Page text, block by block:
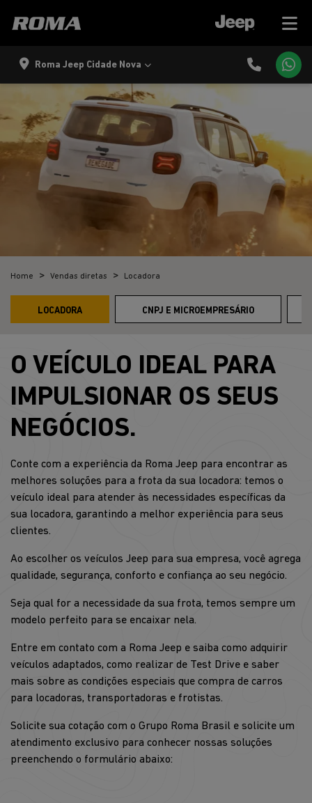
Roma Jeep Cidade Nova
Home Vendas diretas Locadora
CNPJ E MICROEMPRESÁRIO
LOCADORA
O VEÍCULO IDEAL PARA
IMPULSIONAR OS SEUS
NEGÓCIOS.
Conte com a experiência da Roma Jeep para encontrar as
melhores soluções para a frota da sua locadora: temos o
veículo ideal para atender às necessidades específicas da
sua locadora, garantindo a melhor experiência para seus
clientes.
Ao escolher os veículos Jeep para sua empresa, você agrega
qualidade, segurança, conforto e confiança ao seu negócio.
Seja qual for a necessidade da sua frota, temos sempre um
modelo perfeito para se encaixar nela.
Entre em contato com a Roma Jeep e saiba como adquirir
veículos adaptados, como realizar de Test Drive e saber
mais sobre as condições especiais que compra de carros
para locadoras, transportadoras e frotistas.
Solicite sua cotação com o Grupo Roma Brasil e solicite um
atendimento exclusivo para conhecer nossas soluções
preenchendo o formulário abaixo: